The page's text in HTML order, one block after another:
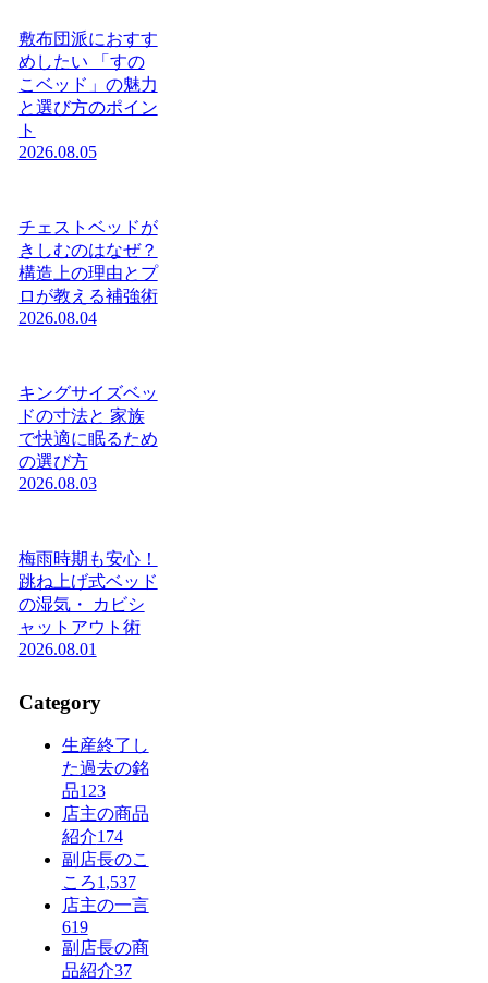
敷布団派におすす
めしたい 「すの
こベッド」の魅力
と選び方のポイン
ト
2026.08.05
チェストベッドが
きしむのはなぜ？
構造上の理由とプ
ロが教える補強術
2026.08.04
キングサイズベッ
ドの寸法と 家族
で快適に眠るため
の選び方
2026.08.03
梅雨時期も安心！
跳ね上げ式ベッド
の湿気・ カビシ
ャットアウト術
2026.08.01
Category
生産終了し
た過去の銘
品123
店主の商品
紹介174
副店長のこ
ころ1,537
店主の一言
619
副店長の商
品紹介37